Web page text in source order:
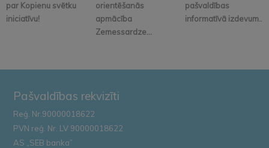
par Kopienu svētku
iniciatīvu!
orientēšanās
apmācība
Zemessardze...
pašvaldības
informatīvā izdevum...
Pašvaldības rekvizīti
Reģ. Nr.90000018622
PVN reģ. Nr. LV 90000018622
AS „SEB banka”